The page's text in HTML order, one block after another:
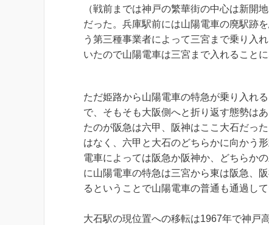
（戦前までは神戸の繁華街の中心は新開
だった。兵庫駅前には山陽電車の廃駅跡
う第三種事業者によって三宮まで乗り入
いたので山陽電車は三宮まで入れること
ただ姫路から山陽電車の特急が乗り入れ
で、そもそも大阪側へと折り返す態勢は
たのが阪急は六甲、阪神はここ大石だっ
はなく、六甲と大石のどちらかに向かう
電車によっては阪急か阪神か、どちらか
に山陽電車の特急は三宮から東は阪急、
るということで山陽電車の普通も通過し
大石駅の現位置への移転は1967年で神戸